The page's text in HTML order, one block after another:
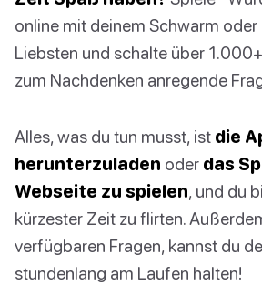
online mit deinem Schwarm
Liebsten und schalte über
zum Nachdenken anregende
Alles, was du tun musst, ist die
herunterzuladen oder das
Webseite zu spielen, und du
kürzester Zeit zu flirten.
verfügbaren Fragen, kannst du
stundenlang am Laufen halten!